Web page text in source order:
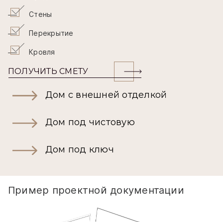
Стены
Перекрытие
Кровля
ПОЛУЧИТЬ СМЕТУ
Дом с внешней отделкой
Дом под чистовую
Дом под ключ
Пример проектной документации